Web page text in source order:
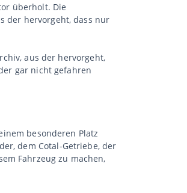
überholt. Die
der hervorgeht, dass nur
aus der hervorgeht,
gar nicht gefahren
besonderen Platz
dem Cotal-Getriebe, der
Fahrzeug zu machen,